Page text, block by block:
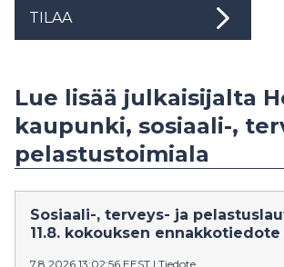
TILAA
Lue lisää julkaisijalta
kaupunki, sosiaali-,
pelastustoimiala
Sosiaali-, terveys- ja
11.8. kokouksen ennakkotiedote
7.8.2026 13:02:56 EEST | Tiedote